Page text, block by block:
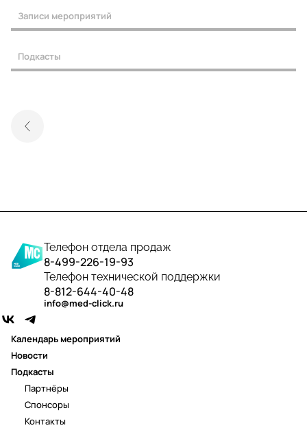
Записи мероприятий
Подкасты
Телефон отдела продаж
8-499-226-19-93
Телефон технической поддержки
8-812-644-40-48
info@med-click.ru
Календарь мероприятий
Новости
Подкасты
Партнёры
Спонсоры
Контакты